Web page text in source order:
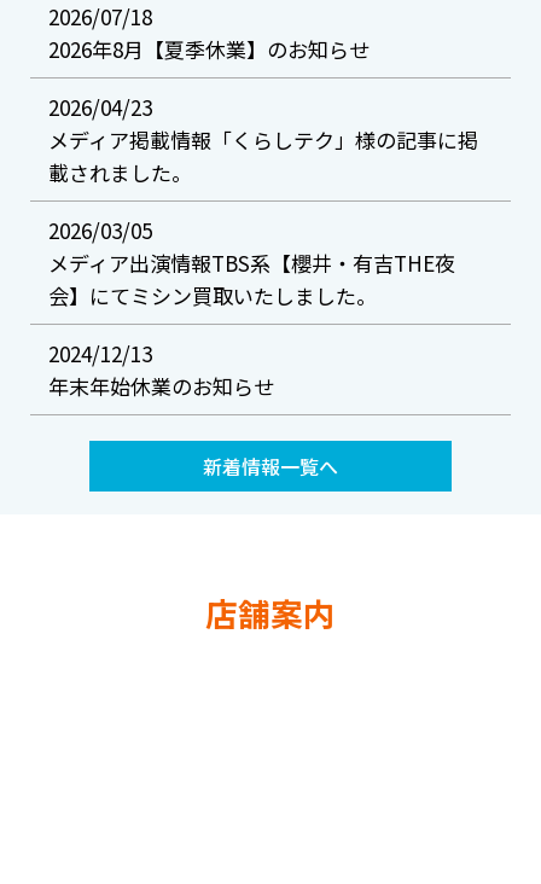
2026/07/18
2026年8月【夏季休業】のお知らせ
2026/04/23
メディア掲載情報「くらしテク」様の記事に掲
載されました。
2026/03/05
メディア出演情報TBS系【櫻井・有吉THE夜
会】にてミシン買取いたしました。
2024/12/13
年末年始休業のお知らせ
新着情報一覧へ
店舗案内